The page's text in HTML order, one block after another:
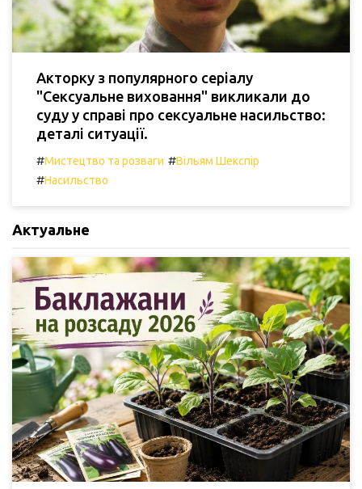
Акторку з популярного серіалу
"Сексуальне виховання" викликали до
суду у справі про сексуальне насильство:
деталі ситуації.
#Мистецтво та розваги #Вільям Шекспір
#Насильство
Актуальне